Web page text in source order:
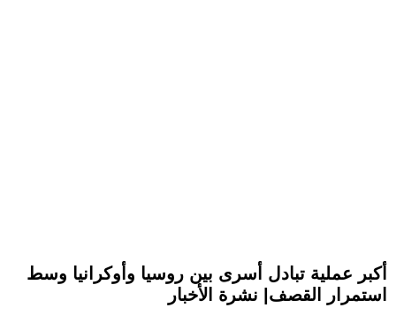
أكبر عملية تبادل أسرى بين روسيا وأوكرانيا وسط
استمرار القصف| نشرة الأخبار